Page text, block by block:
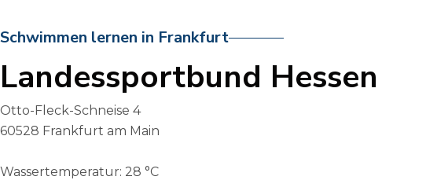
Schwimmen lernen in Frankfurt
Landessportbund Hessen
Otto-Fleck-Schneise 4
60528 Frankfurt am Main
Wassertemperatur: 28 °C